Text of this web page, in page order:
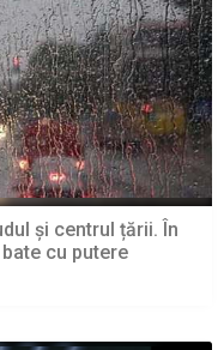
și centrul țării. În
cu putere